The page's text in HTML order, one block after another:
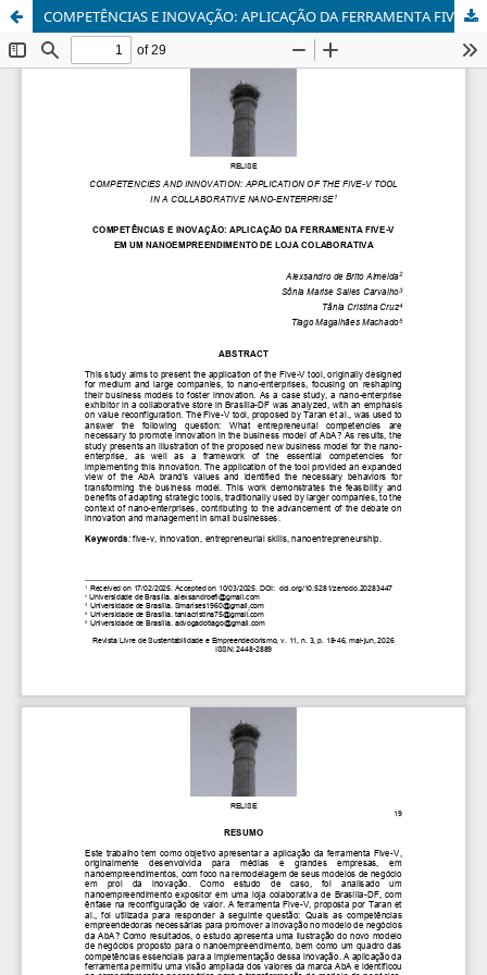
COMPETÊNCIAS E INOVAÇÃO: APLICAÇÃO DA FERRAMENTA FIVE-V EM UM NANOEMPREENDIMENTO DE LOJA COLABORATIVA